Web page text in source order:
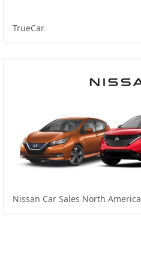
TrueCar
Nissan Car Sales North America